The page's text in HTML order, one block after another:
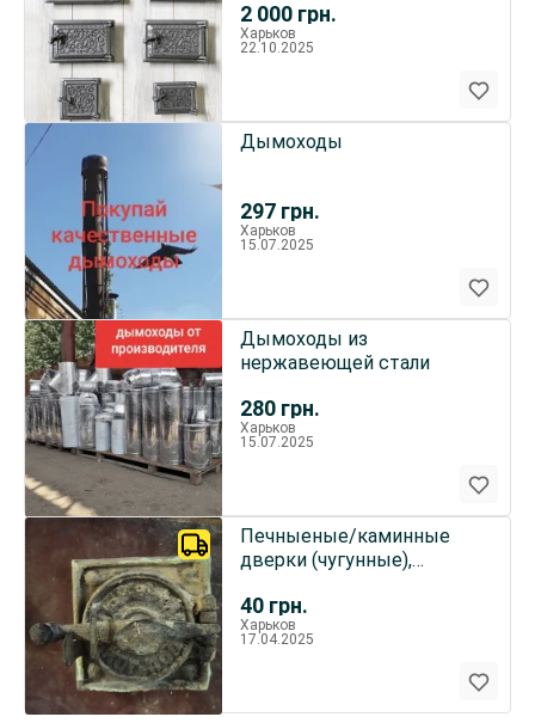
2 000 грн.
Харьков
22.10.2025
297 грн.
Дымоходы
Харьков
15.07.2025
280 грн.
Дымоходы из
нержавеющей стали
Харьков
15.07.2025
40 грн.
Печныеные/каминные
дверки (чугунные),
(170 x 170)
Харьков
17.04.2025